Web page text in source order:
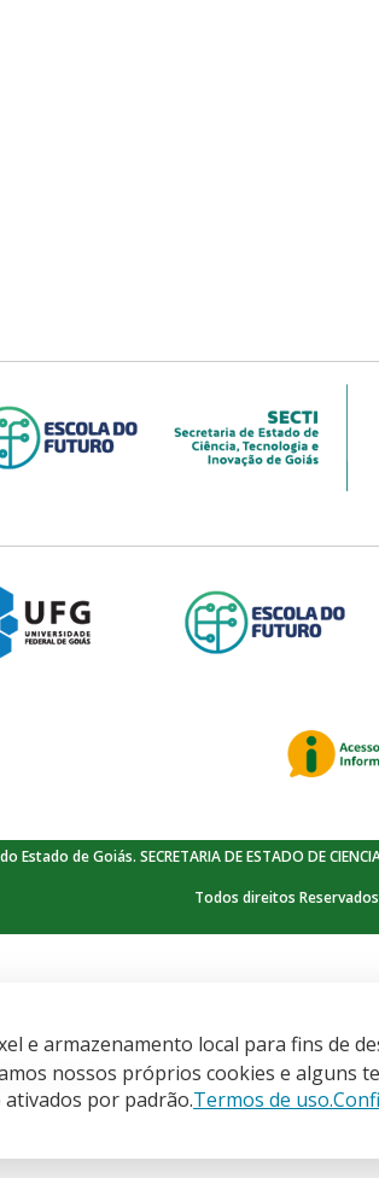
e armazenamento local para fins de
nossos próprios cookies e alguns
ativados por padrão.Termos de uso.
Estado de Goiás. SECRETARIA DE ESTADO DE
Todos direitos Reservados